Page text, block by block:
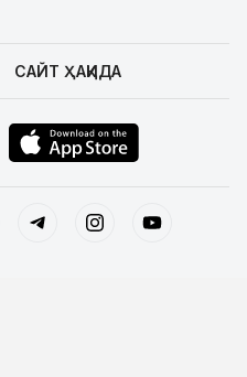
САЙТ ҲАҚИДА